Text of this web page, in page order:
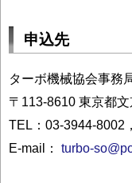
申込先
ターボ機械協会事務
〒113-8610 東京都
TEL：03-3944-8002
E-mail： turbo-